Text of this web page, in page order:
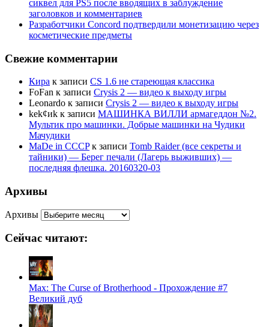
сиквел для PS5 после вводящих в заблуждение
заголовков и комментариев
Разработчики Concord подтвердили монетизацию через
косметические предметы
Свежие комментарии
Кира к записи CS 1.6 не стареющая классика
FoFan к записи Crysis 2 — видео к выходу игры
Leonardo к записи Crysis 2 — видео к выходу игры
kek¢иk к записи МАШИНКА ВИЛЛИ армагеддон №2.
Мультик про машинки. Добрые машинки на Чудики
Мачудики
MaDe in CCCPк записи Tomb Raider (все секреты и
тайники) — Берег печали (Лагерь выживших) —
последняя флешка. 20160320-03
Архивы
Архивы
Сейчас читают:
Max: The Curse of Brotherhood - Прохождение #7
Великий дуб